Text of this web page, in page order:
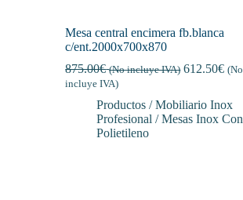
Mesa central encimera fb.blanca
c/ent.2000x700x870
875.00€ (No incluye IVA) 612.50€ (No
incluye IVA)
Productos / Mobiliario Inox
Profesional / Mesas Inox Con
Polietileno